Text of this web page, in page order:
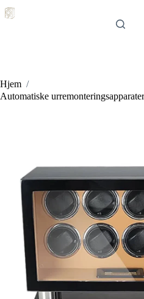
til
Hjem /
Automatiske